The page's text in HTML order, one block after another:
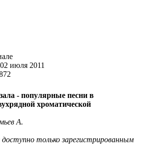
июля 2011
- популярные песни в
хроматической
А.
доступно только зарегистрированным